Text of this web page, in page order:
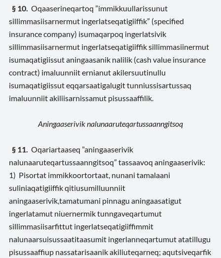
§ 10. Oqaaserineqartoq ”immikkuullarissunut
sillimmasiisarnermut ingerlatseqatigiiffik” (specified
insurance company) isumaqarpoq ingerlatsivik
sillimmasiisarnermut ingerlatseqatigiiffik sillimmasiinermut
isumaqatigiissut aningaasanik nalilik (cash value insurance
contract) imaluunniit ernianut akilersuutinullu
isumaqatigiissut eqqarsaatigalugit tunniussisartussaq
imaluunniit akiliisarnissamut pisussaaffilik.
Aningaaserivik nalunaaruteqartussaanngitsoq
§ 11.
Oqariartaaseq ”aningaaserivik
nalunaaruteqartussaanngitsoq” tassaavoq aningaaserivik:
1) Pisortat immikkoortortaat, nunani tamalaani
suliniaqatigiiffik qitiusumilluunniit
aningaaserivik,tamatumani pinnagu aningaasatigut
ingerlatamut niuernermik tunngaveqartumut
sillimmasiisarfittut ingerlatseqatigiiffimmit
nalunaarsuisussaatitaasumit ingerlanneqartumut atatillugu
pisussaaffiup nassatarisaanik akiliuteqarneq; aqutsiveqarfik